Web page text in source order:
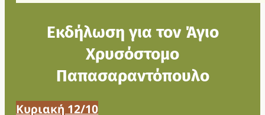
Εκδήλωση για τον Άγιο
Χρυσόστομο
Παπασαραντόπουλο
Κυριακή 12/10